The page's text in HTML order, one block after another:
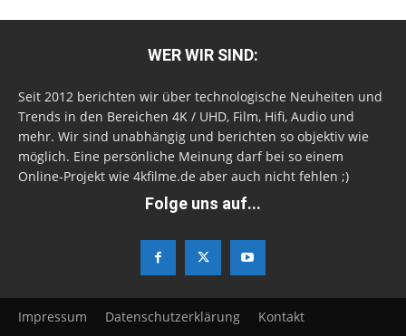
WER WIR SIND:
Seit 2012 berichten wir über technologische Neuheiten und
Trends in den Bereichen 4K / UHD, Film, Hifi, Audio und
mehr. Wir sind unabhängig und berichten so objektiv wie
möglich. Eine persönliche Meinung darf bei so einem
Online-Projekt wie 4kfilme.de aber auch nicht fehlen ;)
Folge uns auf...
Impressum Datenschutzerklärung Kontakt